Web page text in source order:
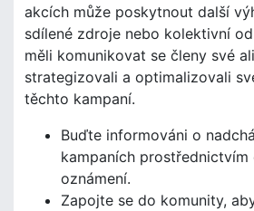
akcích může poskytnout další
sdílené zdroje nebo kolektivní
měli komunikovat se členy své
strategizovali a optimalizovali
těchto kampaní.
Buďte informováni o
kampaních prostřednictvím
oznámení.
Zapojte se do komunity,